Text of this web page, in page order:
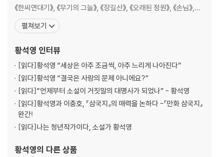
《한씨연대기》, 《무기의 그늘》, 《장길산》, 《오래된 정원》, 《손님》,
《모랫말 아이들》, 《심청, 연꽃의 길》, 《바리데기》, 《개밥바라기별》,
《강남몽》, 《낯익은 세상》, 《여울물 소리》, 《해질 무렵》, 《철도원 삼
룬 《무기
펼쳐보기
황석영 인터뷰
[읽다]황석영 “세상은 아주 조금씩, 아주 느리게 나아진다”
[읽다]황석영 “결국은 사랑의 문제 아니에요?”
[읽다]“언제부터 소설이 거짓말의 대명사가 되었나” - 황석영
[읽다]황석영과 이충호, 『삼국지』의 매력을 논하다 -『만화 삼국지』
완간!
[읽다]나는 청년작가이다, 소설가 황석영
황석영의 다른 상품